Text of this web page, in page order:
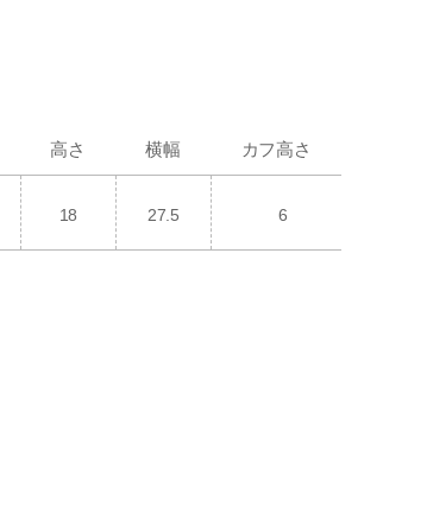
高さ 横幅 カフ高さ
18 27.5 6